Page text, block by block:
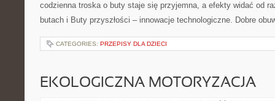
codzienna troska o buty staje się przyjemna, a efekty widać od
butach i Buty przyszłości – innowacje technologiczne. Dobre
CATEGORIES: PRZEPISY DLA DZIECI
EKOLOGICZNA MOTORYZACJA